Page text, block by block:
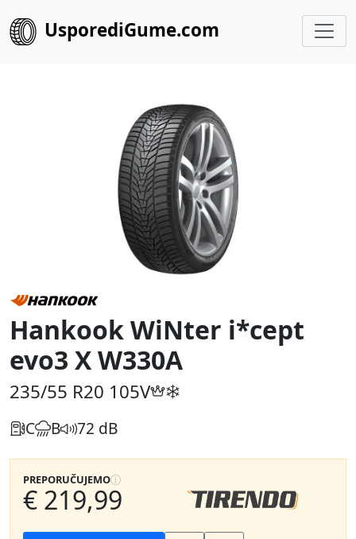
UsporediGume.com
Hankook WiNter i*cept
evo3 X W330A
235/55 R20 105V
C B 72 dB
PREPORUČUJEMO
€ 219,99